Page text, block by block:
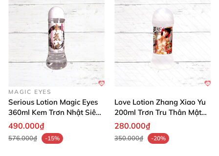
MAGIC EYES
Serious Lotion Magic Eyes
360ml Kem Trơn Nhật Siêu
Mịn Dài Lâu
490.000₫
576.000₫ -15%
Love Lotion Zhang Xiao Yu
200ml Trơn Tru Thân Mật
Lâu Dài
280.000₫
350.000₫ -20%